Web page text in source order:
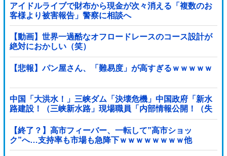
アイドルライブで財布から現金が次々消える「複数のお
客様より被害報告」警察に相談へ
【動画】世界一過酷なオフロードレースのコース設計が
絶対におかしい（笑）
【悲報】パン屋さん、「難易度」が高すぎるｗｗｗｗｗ
中国「大洪水！」三峡ダム「決壊危機」中国政府「新水
路建設！（三峡新水路」現場職員「内部情報公開！（失
踪」湖南省「三峡放流情報（画像」台風13号「...
【終了？】高市フィーバー、一転して”高市ショッ
ク”へ…支持率も市場も急降下ｗｗｗｗｗｗｗｗ他